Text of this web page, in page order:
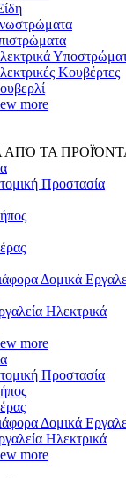
Κουβέρτες
more
ΑΠΌ ΤΑ
Προστασία
Δομικά
Ηλεκτρικά
more
Προστασία
Δομικά
Ηλεκτρικά
more